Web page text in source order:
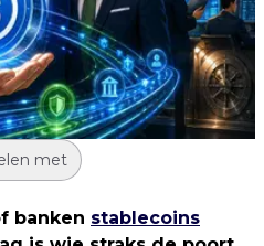
met
banken stablecoins